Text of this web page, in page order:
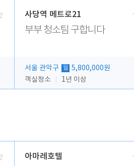
사당역 메트로21
부부 청소팀 구합니다
서울 관악구 월
5,800,000원
객실청소
1년 이상
아마레호텔